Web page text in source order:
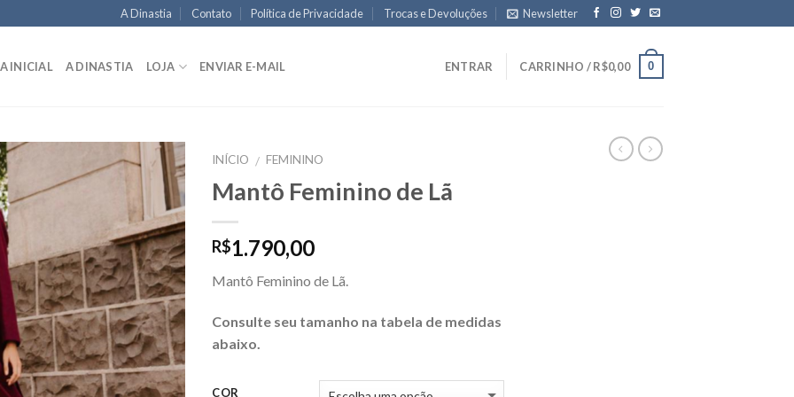
A Dinastia Contato Política de Privacidade Trocas e Devoluções Newsletter
INICIAL A DINASTIA LOJA ENVIAR E-MAIL ENTRAR CARRINHO /R$0,00 0
INÍCIO / FEMININO
Mantô Feminino de Lã
R$1.790,00
Mantô Feminino de Lã.
Consulte seu tamanho na tabela de medidas
abaixo.
COR